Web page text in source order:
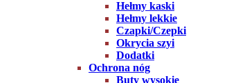
Hełmy kaski
Hełmy lekkie
Czapki/Czepki
Okrycia szyi
Dodatki
Ochrona nóg
Buty wysokie